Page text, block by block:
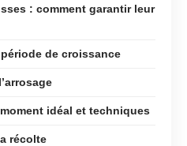
: comment garantir leur
de croissance
idéal et techniques
récolte